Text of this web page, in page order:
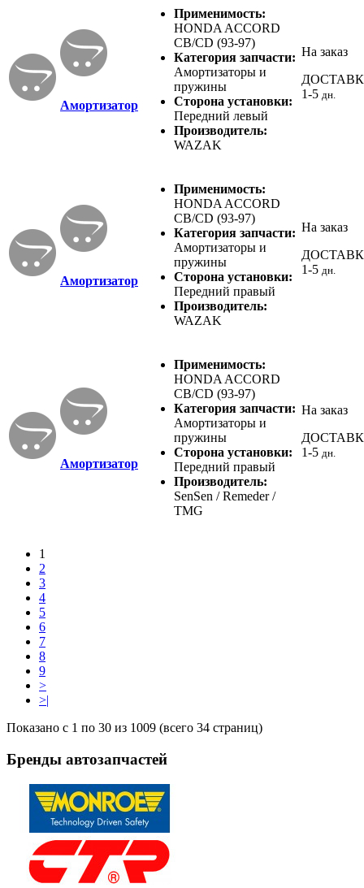
Амортизатор
Применимость:
HONDA ACCORD
CB/CD (93-97)
Категория запчасти:
Амортизаторы и
пружины
Сторона установки:
Передний левый
Производитель:
WAZAK
На заказ
1-5 дн.
Амортизатор
Применимость:
HONDA ACCORD
CB/CD (93-97)
Категория запчасти:
Амортизаторы и
пружины
Сторона установки:
Передний правый
Производитель:
WAZAK
На заказ
1-5 дн.
Амортизатор
Применимость:
HONDA ACCORD
CB/CD (93-97)
Категория запчасти:
Амортизаторы и
пружины
Сторона установки:
Передний правый
Производитель:
SenSen / Remeder /
TMG
На заказ
1-5 дн.
1
2
3
4
5
6
7
8
9
>
>|
Показано с 1 по 30 из 1009 (всего 34 страниц)
Бренды автозапчастей